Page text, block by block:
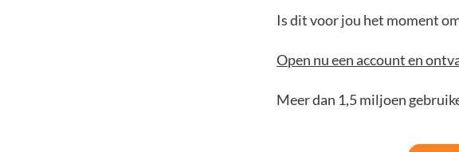
Is dit voor jou het moment
Open nu een account en
Meer dan 1,5 miljoen